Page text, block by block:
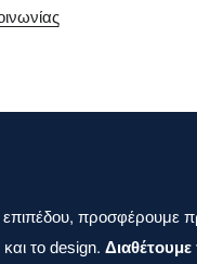
προσφέρουμε
το design.